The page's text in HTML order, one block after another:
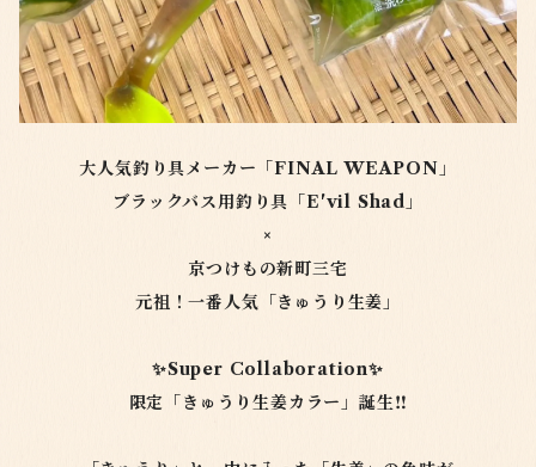
大人気釣り具メーカー「FINAL WEAPON」
ブラックバス用釣り具「E'vil Shad」
×
京つけもの新町三宅
元祖！一番人気「きゅうり生姜」
✨Super Collaboration✨
限定「きゅうり生姜カラー」誕生‼️